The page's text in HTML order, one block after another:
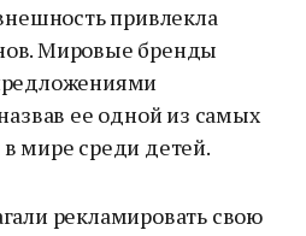
привлекла
Мировые бренды
ее одной из самых
мире среди детей.
рекламировать свою